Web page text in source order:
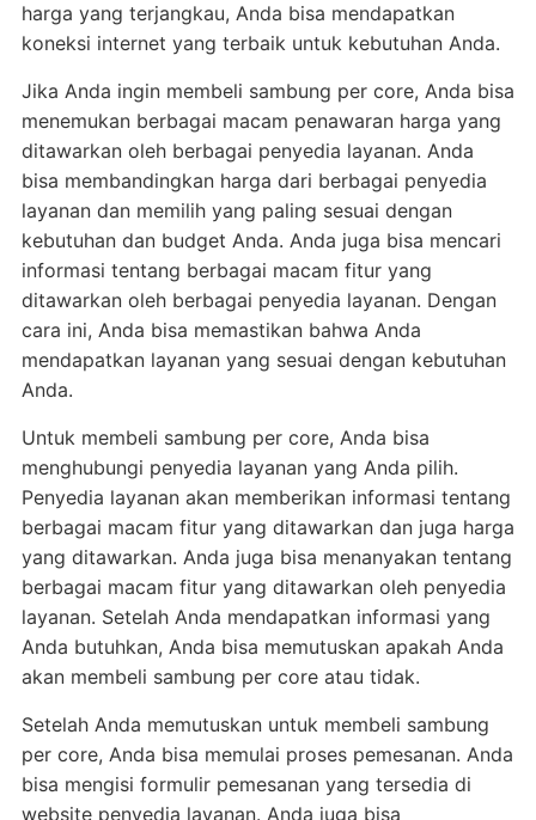
harga yang terjangkau, Anda bisa mendapatkan
koneksi internet yang terbaik untuk kebutuhan Anda.
Jika Anda ingin membeli sambung per core, Anda bisa
menemukan berbagai macam penawaran harga yang
ditawarkan oleh berbagai penyedia layanan. Anda
bisa membandingkan harga dari berbagai penyedia
layanan dan memilih yang paling sesuai dengan
kebutuhan dan budget Anda. Anda juga bisa mencari
informasi tentang berbagai macam fitur yang
ditawarkan oleh berbagai penyedia layanan. Dengan
cara ini, Anda bisa memastikan bahwa Anda
mendapatkan layanan yang sesuai dengan kebutuhan
Anda.
Untuk membeli sambung per core, Anda bisa
menghubungi penyedia layanan yang Anda pilih.
Penyedia layanan akan memberikan informasi tentang
berbagai macam fitur yang ditawarkan dan juga harga
yang ditawarkan. Anda juga bisa menanyakan tentang
berbagai macam fitur yang ditawarkan oleh penyedia
layanan. Setelah Anda mendapatkan informasi yang
Anda butuhkan, Anda bisa memutuskan apakah Anda
akan membeli sambung per core atau tidak.
Setelah Anda memutuskan untuk membeli sambung
per core, Anda bisa memulai proses pemesanan. Anda
bisa mengisi formulir pemesanan yang tersedia di
website penyedia layanan. Anda juga bisa